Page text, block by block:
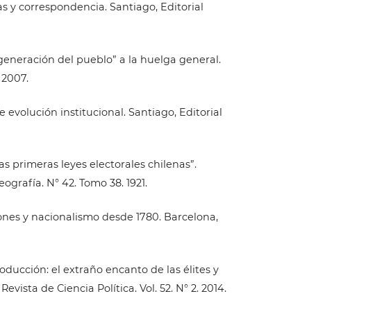
y correspondencia. Santiago, Editorial
del pueblo” a la huelga general.
evolución institucional. Santiago, Editorial
primeras leyes electorales chilenas”.
N° 42. Tomo 38. 1921.
y nacionalismo desde 1780. Barcelona,
el extraño encanto de las élites y
de Ciencia Política. Vol. 52. N° 2. 2014.